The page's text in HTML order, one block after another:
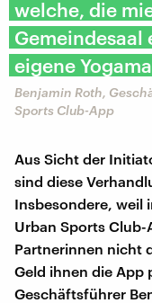
welche, die
Gemeindesaal
eigene
Benjamin Roth,
Sports Club-App
Aus Sicht der
sind diese
Insbesondere, weil
Urban Sports Club-
Partnerinnen nicht
Geld ihnen die App
Geschäftsführer